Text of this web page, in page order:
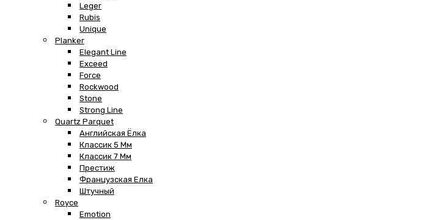
Leger
Rubis
Unique
Planker
Elegant Line
Exceed
Force
Rockwood
Stone
Strong Line
Quartz Parquet
Английская Ёлка
Классик 5 Мм
Классик 7 Мм
Престиж
Французская Елка
Штучный
Royce
Emotion